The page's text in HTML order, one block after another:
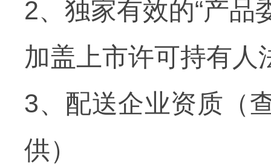
2、独家有效的“产品
加盖上市许可持有人
3、配送企业资质（
供）